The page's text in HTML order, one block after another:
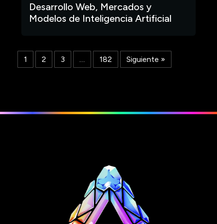
Desarrollo Web, Mercados y
Modelos de Inteligencia Artificial
1 2 3 … 182 Siguiente »